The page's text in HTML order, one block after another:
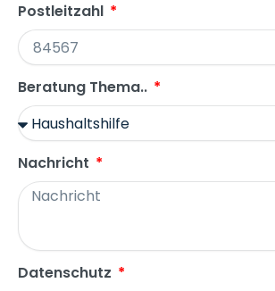
Postleitzahl
Beratung Thema..
Nachricht
Datenschutz